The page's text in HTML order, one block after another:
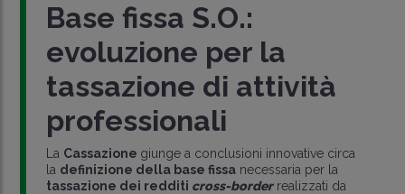
Base fissa S.O.:
evoluzione per la
tassazione di attività
professionali
La Cassazione giunge a conclusioni innovative circa
la definizione della base fissanecessaria per la
tassazione dei redditi cross-borderrealizzati da